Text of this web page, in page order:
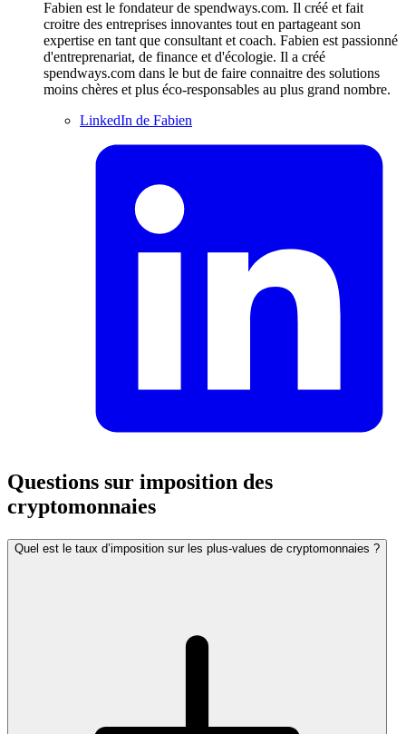
Fabien est le fondateur de spendways.com. Il créé et fait
croitre des entreprises innovantes tout en partageant son
expertise en tant que consultant et coach. Fabien est passionné
d'entreprenariat, de finance et d'écologie. Il a créé
spendways.com dans le but de faire connaitre des solutions
moins chères et plus éco-responsables au plus grand nombre.
LinkedIn de Fabien
Questions sur imposition des
cryptomonnaies
Quel est le taux d’imposition sur les plus-values de cryptomonnaies ?